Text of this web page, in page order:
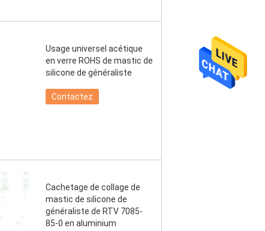
Usage universel acétique
en verre ROHS de mastic de
silicone de généraliste
Contactez
Cachetage de collage de
mastic de silicone de
généraliste de RTV 7085-
85-0 en aluminium